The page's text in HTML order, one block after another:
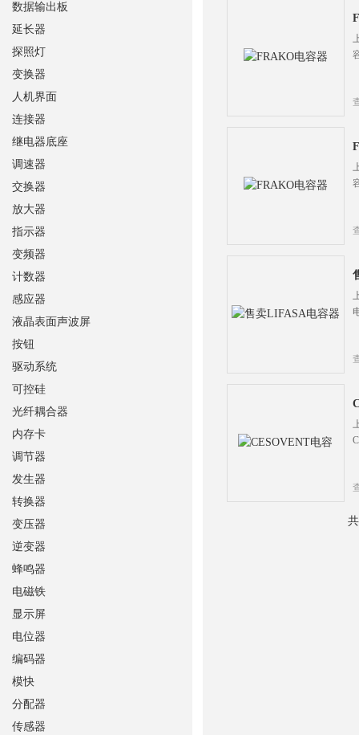
数据输出板
延长器
探照灯
变换器
人机界面
连接器
继电器底座
调速器
交换器
放大器
指示器
变频器
计数器
感应器
液晶表面声波屏
按钮
驱动系统
可控硅
光纤耦合器
内存卡
调节器
发生器
转换器
变压器
逆变器
蜂鸣器
电磁铁
显示屏
电位器
编码器
模快
分配器
传感器